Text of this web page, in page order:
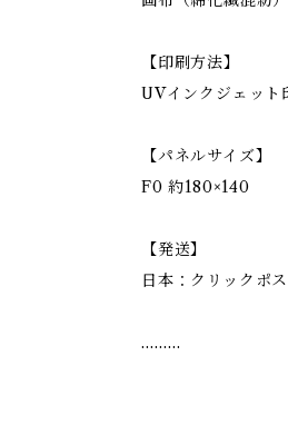
【印刷方法】
UVインクジェット
【パネルサイズ】
F0 約180×140
【発送】
日本：クリックポ
………